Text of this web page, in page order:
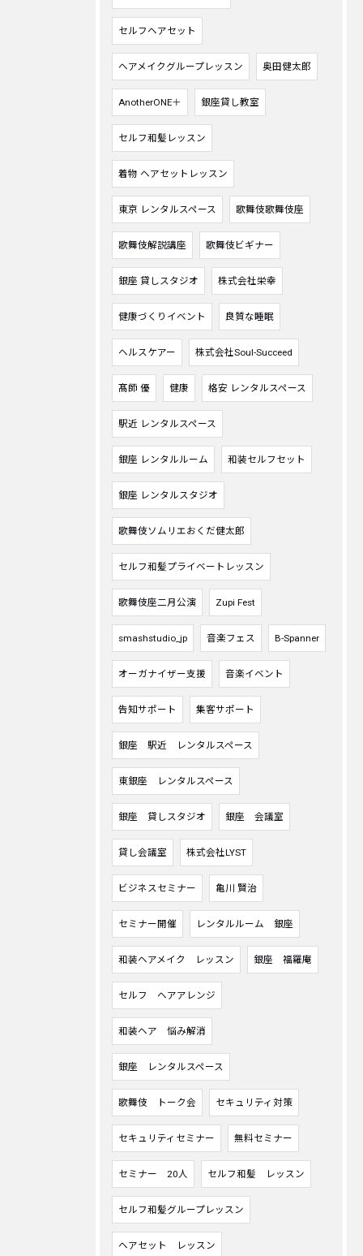
セルフヘアセット
ヘアメイクグループレッスン 奥田健太郎
AnotherONE＋ 銀座貸し教室
セルフ和髪レッスン
着物 ヘアセットレッスン
東京 レンタルスペース 歌舞伎歌舞伎座
歌舞伎解説講座 歌舞伎ビギナー
銀座 貸しスタジオ 株式会社栄幸
健康づくりイベント 良質な睡眠
ヘルスケアー 株式会社Soul-Succeed
髙師 優 健康 格安 レンタルスペース
駅近 レンタルスペース
銀座 レンタルルーム 和装セルフセット
銀座 レンタルスタジオ
歌舞伎ソムリエおくだ健太郎
セルフ和髪プライベートレッスン
歌舞伎座二月公演 Zupi Fest
smashstudio_jp 音楽フェス B-Spanner
オーガナイザー支援 音楽イベント
告知サポート 集客サポート
銀座 駅近 レンタルスペース
東銀座 レンタルスペース
銀座 貸しスタジオ 銀座 会議室
貸し会議室 株式会社LYST
ビジネスセミナー 亀川 賢治
セミナー開催 レンタルルーム 銀座
和装ヘアメイク レッスン 銀座 福羅庵
セルフ ヘアアレンジ
和装ヘア 悩み解消
銀座 レンタルスペース
歌舞伎 トーク会 セキュリティ対策
セキュリティセミナー 無料セミナー
セミナー 20人 セルフ和髪 レッスン
セルフ和髪グループレッスン
ヘアセット レッスン